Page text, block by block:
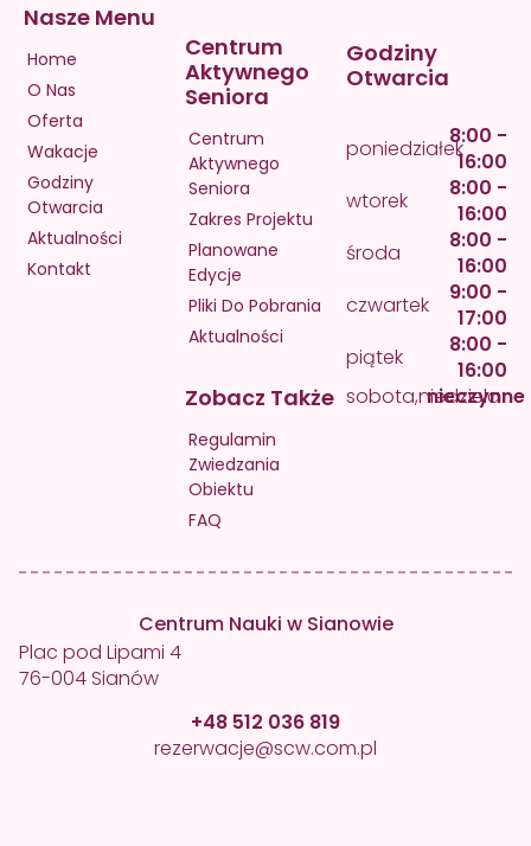
Nasze Menu
Home
O Nas
Oferta
Wakacje
Godziny
Otwarcia
Aktualności
Kontakt
Centrum
Aktywnego
Seniora
Centrum
Aktywnego
Seniora
Zakres Projektu
Planowane
Edycje
Pliki Do Pobrania
Aktualności
Zobacz Także
Regulamin
Zwiedzania
Obiektu
FAQ
Godziny
Otwarcia
poniedziałek8:00 -
16:00
wtorek
8:00 -
16:00
środa
8:00 -
16:00
czwartek
9:00 -
17:00
piątek
8:00 -
16:00
sobota,niedziela
nieczynne
Centrum Nauki w Sianowie
Plac pod Lipami 4
76-004 Sianów
+48 512 036 819
rezerwacje@scw.com.pl